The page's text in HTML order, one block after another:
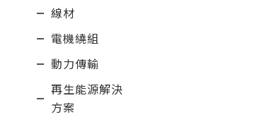
線材
電機繞組
動力傳輸
再生能源解決
方案